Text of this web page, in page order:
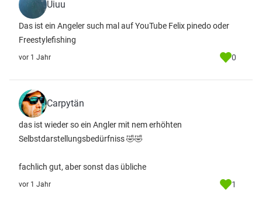
Uiuu
Das ist ein Angeler such mal auf YouTube Felix pinedo oder
Freestylefishing
vor 1 Jahr 0
Carpytän
das ist wieder so ein Angler mit nem erhöhten
Selbstdarstellungsbedürfniss 🤣🤣
fachlich gut, aber sonst das übliche
vor 1 Jahr 1